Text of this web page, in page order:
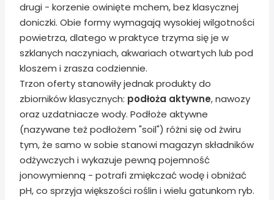
drugi - korzenie owinięte mchem, bez klasycznej
doniczki. Obie formy wymagają wysokiej wilgotności
powietrza, dlatego w praktyce trzyma się je w
szklanych naczyniach, akwariach otwartych lub pod
kloszem i zrasza codziennie.
Trzon oferty stanowiły jednak produkty do
zbiorników klasycznych: podłoża aktywne, nawozy
oraz uzdatniacze wody. Podłoże aktywne
(nazywane też podłożem "soil") różni się od żwiru
tym, że samo w sobie stanowi magazyn składników
odżywczych i wykazuje pewną pojemność
jonowymienną - potrafi zmiękczać wodę i obniżać
pH, co sprzyja większości roślin i wielu gatunkom ryb.